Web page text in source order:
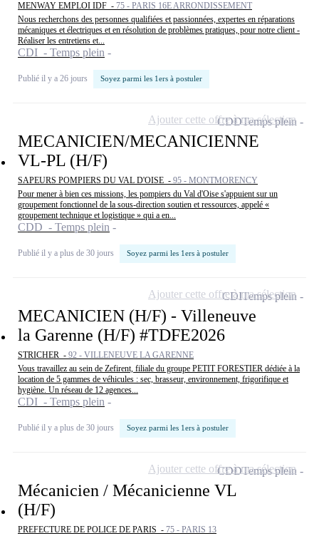
MENWAY EMPLOI IDF - 75 - PARIS 16E ARRONDISSEMENT
Nous recherchons des personnes qualifiées et passionnées, expertes en réparations
mécaniques et électriques et en résolution de problèmes pratiques, pour notre client -
Réaliser les entretiens et...
CDI - Temps plein
Publié il y a 26 jours Soyez parmi les 1ers à postuler
MECANICIEN/MECANICIENNE
VL-PL (H/F)
SAPEURS POMPIERS DU VAL D'OISE - 95 - MONTMORENCY
Pour mener à bien ces missions, les pompiers du Val d'Oise s'appuient sur un
groupement fonctionnel de la sous-direction soutien et ressources, appelé «
groupement technique et logistique » qui a en...
CDD - Temps plein
Publié il y a plus de 30 jours Soyez parmi les 1ers à postuler
CDDTemps plein
Ajouter cette offre à ma sélection
MECANICIEN (H/F) - Villeneuve
la Garenne (H/F) #TDFE2026
STRICHER - 92 - VILLENEUVE LA GARENNE
Vous travaillez au sein de Zefirent, filiale du groupe PETIT FORESTIER dédiée à la
location de 5 gammes de véhicules : sec, brasseur, environnement, frigorifique et
hygiène. Un réseau de 12 agences...
CDI - Temps plein
Publié il y a plus de 30 jours Soyez parmi les 1ers à postuler
CDITemps plein
Ajouter cette offre à ma sélection
Mécanicien / Mécanicienne VL
(H/F)
PREFECTURE DE POLICE DE PARIS - 75 - PARIS 13
CDDTemps plein
Ajouter cette offre à ma sélection